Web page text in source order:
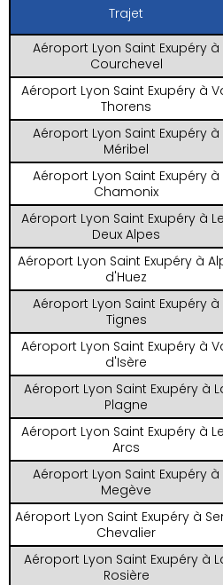
Trajet
Aéroport Lyon Saint Exupéry à
Courchevel
Aéroport Lyon Saint Exupéry à
Thorens
Aéroport Lyon Saint Exupéry à
Méribel
Aéroport Lyon Saint Exupéry à
Chamonix
Aéroport Lyon Saint Exupéry à
Deux Alpes
Aéroport Lyon Saint Exupéry à
d'Huez
Aéroport Lyon Saint Exupéry à
Tignes
Aéroport Lyon Saint Exupéry à
d'Isère
Aéroport Lyon Saint Exupéry à
Plagne
Aéroport Lyon Saint Exupéry à
Arcs
Aéroport Lyon Saint Exupéry à
Megève
Aéroport Lyon Saint Exupéry à
Chevalier
Aéroport Lyon Saint Exupéry à
Rosière